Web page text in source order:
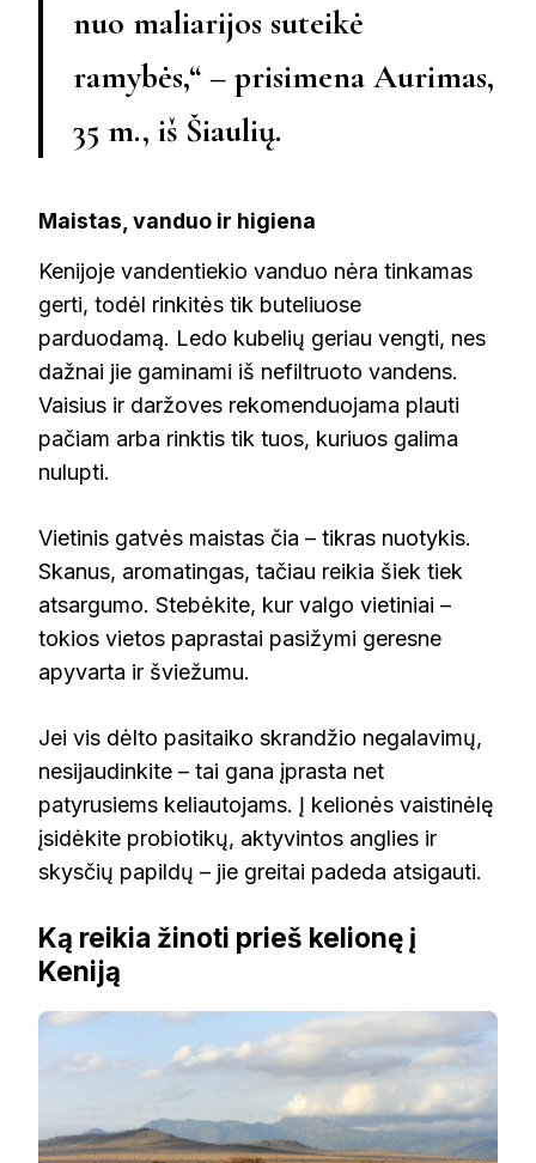
nuo maliarijos suteikė
ramybės,“ – prisimena Aurimas,
35 m., iš Šiaulių.
Maistas, vanduo ir higiena
Kenijoje vandentiekio vanduo nėra tinkamas
gerti, todėl rinkitės tik buteliuose
parduodamą. Ledo kubelių geriau vengti, nes
dažnai jie gaminami iš nefiltruoto vandens.
Vaisius ir daržoves rekomenduojama plauti
pačiam arba rinktis tik tuos, kuriuos galima
nulupti.
Vietinis gatvės maistas čia – tikras nuotykis.
Skanus, aromatingas, tačiau reikia šiek tiek
atsargumo. Stebėkite, kur valgo vietiniai –
tokios vietos paprastai pasižymi geresne
apyvarta ir šviežumu.
Jei vis dėlto pasitaiko skrandžio negalavimų,
nesijaudinkite – tai gana įprasta net
patyrusiems keliautojams. Į kelionės vaistinėlę
įsidėkite probiotikų, aktyvintos anglies ir
skysčių papildų – jie greitai padeda atsigauti.
Ką reikia žinoti prieš kelionę į
Keniją